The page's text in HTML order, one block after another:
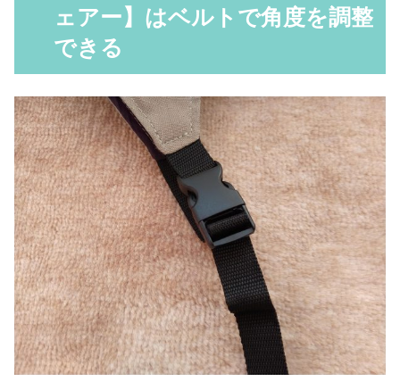
ェアー】はベルトで角度を調整
できる